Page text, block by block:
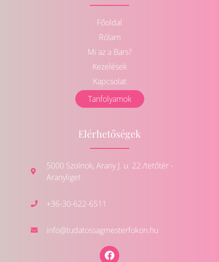
Főoldal
Rólam
Mi az a Bars?
Kezelések
Kapcsolat
Tanfolyamok
Elérhetőségek
5000 Szolnok, Arany J. u. 22./tetőtér -
Aranyliget
+36-30-622-6511
info@tudatossagmesterfokon.hu